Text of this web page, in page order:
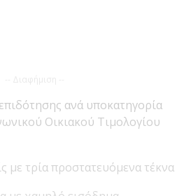
ανά υποκατηγορία
Οικιακού Τιμολογίου
με τρία προστατευόμενα τέκνα